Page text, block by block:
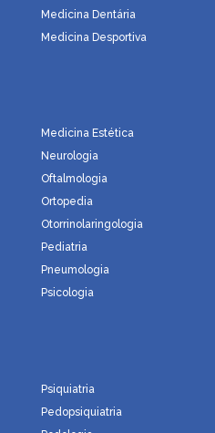
Medicina Dentária
Medicina Desportiva
Medicina Estética
Neurologia
Oftalmologia
Ortopedia
Otorrinolaringologia
Pediatria
Pneumologia
Psicologia
Psiquiatria
Pedopsiquiatria